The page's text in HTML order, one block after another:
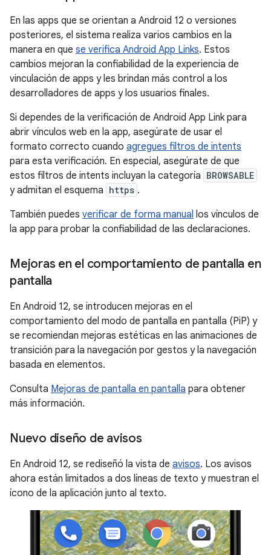
En las apps que se orientan a Android 12 o versiones
posteriores, el sistema realiza varios cambios en la
manera en que se verifica Android App Links. Estos
cambios mejoran la confiabilidad de la experiencia de
vinculación de apps y les brindan más control a los
desarrolladores de apps y los usuarios finales.
Si dependes de la verificación de Android App Link para
abrir vínculos web en la app, asegúrate de usar el
formato correcto cuando agregues filtros de intents
para esta verificación. En especial, asegúrate de que
estos filtros de intents incluyan la categoría BROWSABLE
y admitan el esquema https .
También puedes verificar de forma manual los vínculos de
la app para probar la confiabilidad de las declaraciones.
Mejoras en el comportamiento de pantalla en
pantalla
En Android 12, se introducen mejoras en el
comportamiento del modo de pantalla en pantalla (PiP) y
se recomiendan mejoras estéticas en las animaciones de
transición para la navegación por gestos y la navegación
basada en elementos.
Consulta Mejoras de pantalla en pantalla para obtener
más información.
Nuevo diseño de avisos
En Android 12, se rediseñó la vista de avisos. Los avisos
ahora están limitados a dos líneas de texto y muestran el
ícono de la aplicación junto al texto.